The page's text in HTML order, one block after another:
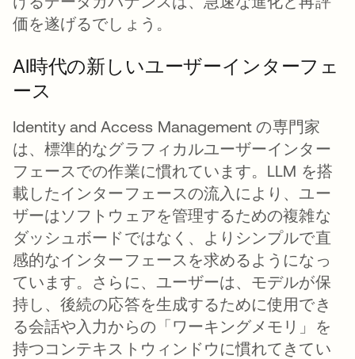
価を遂げるでしょう。
AI時代の新しいユーザーインターフェ
ース
Identity and Access Management の専門家
は、標準的なグラフィカルユーザーインター
フェースでの作業に慣れています。LLM を搭
載したインターフェースの流入により、ユー
ザーはソフトウェアを管理するための複雑な
ダッシュボードではなく、よりシンプルで直
感的なインターフェースを求めるようになっ
ています。さらに、ユーザーは、モデルが保
持し、後続の応答を生成するために使用でき
る会話や入力からの「ワーキングメモリ」を
持つコンテキストウィンドウに慣れてきてい